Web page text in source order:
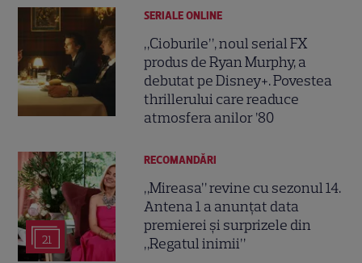
SERIALE ONLINE
„Cioburile”, noul serial FX
produs de Ryan Murphy, a
debutat pe Disney+. Povestea
thrillerului care readuce
atmosfera anilor ’80
21
RECOMANDĂRI
„Mireasa” revine cu sezonul 14.
Antena 1 a anunțat data
premierei și surprizele din
„Regatul inimii”